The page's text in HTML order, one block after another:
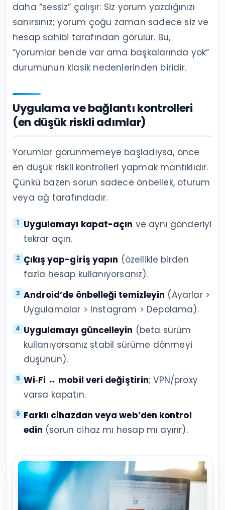
daha “sessiz” çalışır: Siz yorum yazdığınızı
sanırsınız; yorum çoğu zaman sadece siz ve
hesap sahibi tarafından görülür. Bu,
“yorumlar bende var ama başkalarında yok”
durumunun klasik nedenlerinden biridir.
Uygulama ve bağlantı kontrolleri
(en düşük riskli adımlar)
Yorumlar görünmemeye başladıysa, önce
en düşük riskli kontrolleri yapmak mantıklıdır.
Çünkü bazen sorun sadece önbellek, oturum
veya ağ tarafındadır.
Uygulamayı kapat-açın ve aynı gönderiyi
tekrar açın.
Çıkış yap-giriş yapın (özellikle birden
fazla hesap kullanıyorsanız).
Android’de önbelleği temizleyin (Ayarlar >
Uygulamalar > Instagram > Depolama).
Uygulamayı güncelleyin (beta sürüm
kullanıyorsanız stabil sürüme dönmeyi
düşünün).
Wi‑Fi ↔ mobil veri değiştirin; VPN/proxy
varsa kapatın.
Farklı cihazdan veya web’den kontrol
edin (sorun cihaz mı hesap mı ayırır).